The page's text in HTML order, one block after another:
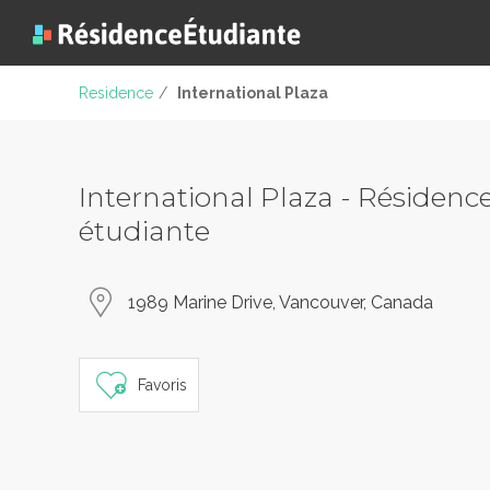
Residence / International Plaza
International Plaza -
étudiante
1989 Marine Drive, Vancouver, Canada
Favoris